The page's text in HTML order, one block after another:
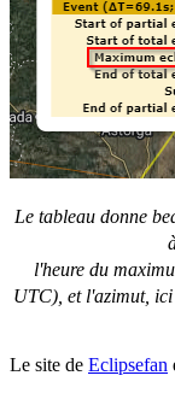
Le tableau donne
l'heure du
UTC), et l'azimut, ici
Le site de Eclipsefan